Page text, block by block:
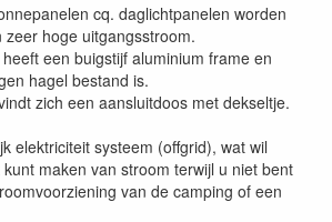
cq. daglichtpanelen worden
hoge uitgangsstroom.
een buigstijf aluminium frame en
hagel bestand is.
zich een aansluitdoos met dekseltje.
elektriciteit systeem (offgrid), wat wil
maken van stroom terwijl u niet bent
van de camping of een